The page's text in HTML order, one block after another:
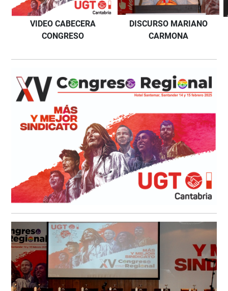
VIDEO CABECERA
CONGRESO
DISCURSO MARIANO
CARMONA